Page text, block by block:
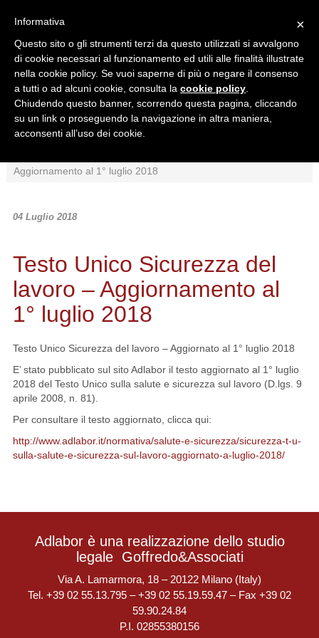
Ricerca in:
Sezione corrente
Tutto il sito
Aggiornamento al 1° luglio 2018
04 Luglio 2018
Testo Unico Sicurezza del
lavoro – Aggiornamento al
1° luglio 2018
Testo Unico Sicurezza del lavoro – Aggiornato al 1° luglio 2018
E’ stato pubblicato sul sito Adlabor il testo aggiornato al 1° luglio
2018 del Testo Unico sulla salute e sicurezza sul lavoro (D.lgs. 9
aprile 2008, n. 81).
Per consultare il testo aggiornato, clicca qui:
http://www.adlabor.it/normativa/salute-e-sicurezza/sicurezza-t-u-
sulla-salute-e-sicurezza-sul-lavoro-aggiornato-a-luglio-2018/
Adlabor è una realizzazione dello studio
legale Goffredo&Associati
Via A. Lamarmora, 18 – 20122 Milano (Italy)
Tel. +39 02 55.13.795 – +39 02 55.19.59.47 – Fax +39 02
59.90.24.84
P.I. 02855380156
×
Informativa
Questo sito o gli strumenti terzi da questo utilizzati si avvalgono
di cookie necessari al funzionamento ed utili alle finalità illustrate
nella cookie policy. Se vuoi saperne di più o negare il consenso
a tutti o ad alcuni cookie, consulta la cookie policy
Chiudendo questo banner, scorrendo questa pagina, cliccando
su un link o proseguendo la navigazione in altra maniera,
acconsenti all’uso dei cookie.